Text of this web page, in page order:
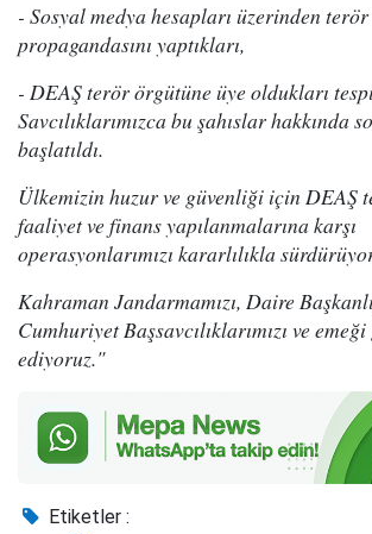
- Sosyal medya hesapları üzerinden
propagandasını yaptıkları,
- DEAŞ terör örgütüne üye oldukları
Savcılıklarımızca bu şahıslar hakkında
başlatıldı.
Ülkemizin huzur ve güvenliği için DEAŞ
faaliyet ve finans yapılanmalarına karşı
operasyonlarımızı kararlılıkla
Kahraman Jandarmamızı, Daire
Cumhuriyet Başsavcılıklarımızı ve
ediyoruz."
Etiketler :